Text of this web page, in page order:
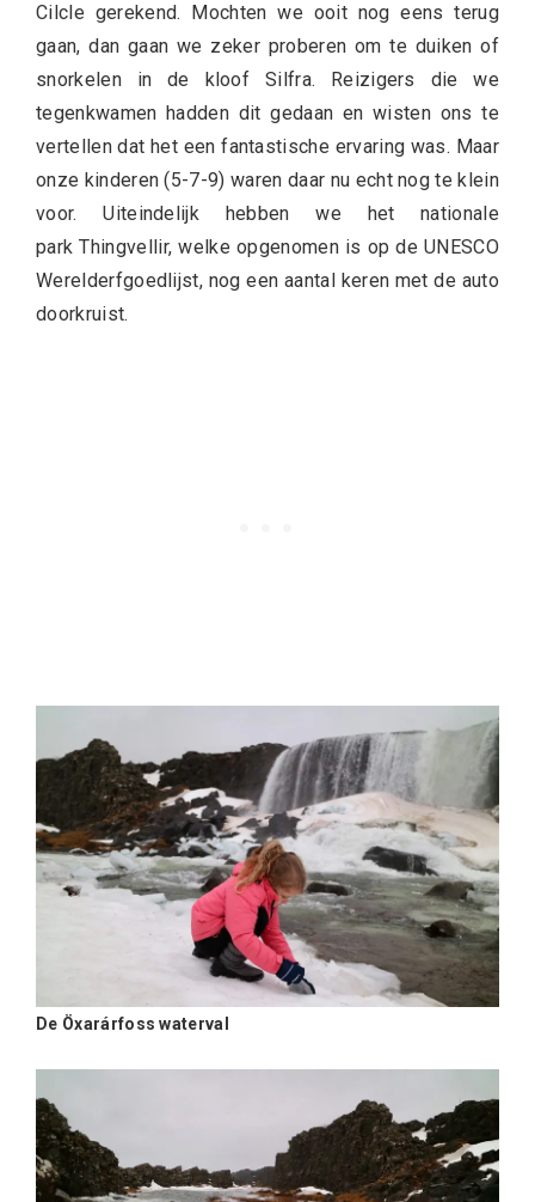
Cilcle gerekend. Mochten we ooit nog eens terug
gaan, dan gaan we zeker proberen om te duiken of
snorkelen in de kloof Silfra. Reizigers die we
tegenkwamen hadden dit gedaan en wisten ons te
vertellen dat het een fantastische ervaring was. Maar
onze kinderen (5-7-9) waren daar nu echt nog te klein
voor. Uiteindelijk hebben we het nationale
park Thingvellir, welke opgenomen is op de UNESCO
Werelderfgoedlijst, nog een aantal keren met de auto
doorkruist.
De Öxarárfoss waterval